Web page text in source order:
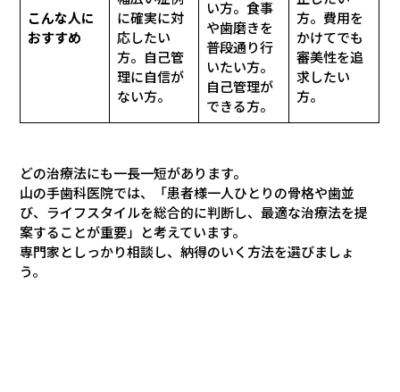
こんな人に
おすすめ
に確実に対
応したい
方。自己管
理に自信が
ない方。
い方。食事
や歯磨きを
普段通り行
いたい方。
自己管理が
できる方。
方。費用を
かけてでも
審美性を追
求したい
方。
どの治療法にも一長一短があります。
山の手歯科医院では、「患者様一人ひとりの骨格や歯並
び、ライフスタイルを総合的に判断し、最適な治療法を提
案することが重要」と考えています。
専門家としっかり相談し、納得のいく方法を選びましょ
う。